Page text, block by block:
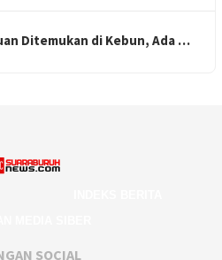
Ditemukan di Kebun, Ada …
SOCIAL